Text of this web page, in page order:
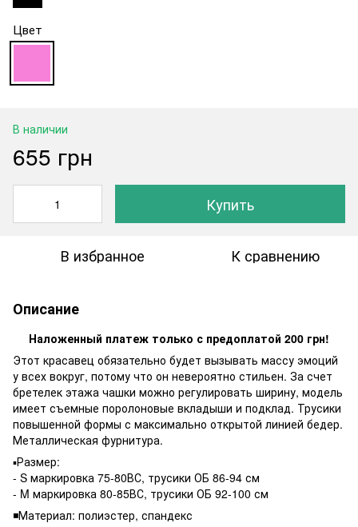
Цвет
В наличии
655 грн
Купить
В избранное К сравнению
Описание
Наложенный платеж только с предоплатой 200 грн!
Этот красавец обязательно будет вызывать массу эмоций
у всех вокруг, потому что он невероятно стильен. За счет
бретелек этажа чашки можно регулировать ширину, модель
имеет съемные поролоновые вкладыши и подклад. Трусики
повышенной формы с максимально открытой линией бедер.
Металлическая фурнитура.
▪️Размер:
- S маркировка 75-80ВС, трусики ОБ 86-94 см
- M маркировка 80-85ВС, трусики ОБ 92-100 см
◾️Материал: полиэстер, спандекс